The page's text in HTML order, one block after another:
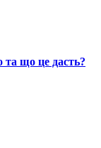
та що це даcть?